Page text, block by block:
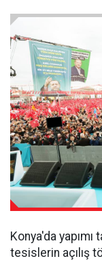
Konya'da yapımı
tesislerin açılış